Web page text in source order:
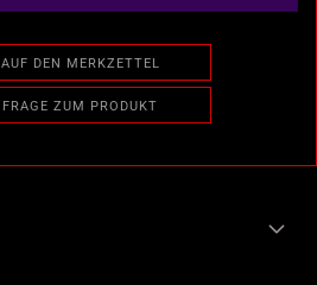
AUF DEN MERKZETTEL
FRAGE ZUM PRODUKT